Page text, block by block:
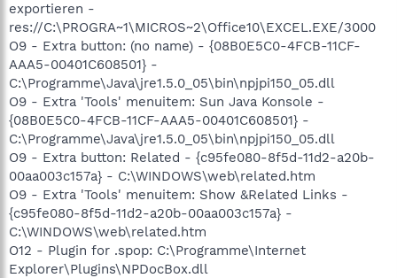
exportieren -
res://C:\PROGRA~1\MICROS~2\Office10\EXCEL.EXE/3000
O9 - Extra button: (no name) - {08B0E5C0-4FCB-11CF-
AAA5-00401C608501} -
C:\Programme\Java\jre1.5.0_05\bin\npjpi150_05.dll
O9 - Extra 'Tools' menuitem: Sun Java Konsole -
{08B0E5C0-4FCB-11CF-AAA5-00401C608501} -
C:\Programme\Java\jre1.5.0_05\bin\npjpi150_05.dll
O9 - Extra button: Related - {c95fe080-8f5d-11d2-a20b-
00aa003c157a} - C:\WINDOWS\web\related.htm
O9 - Extra 'Tools' menuitem: Show &Related Links -
{c95fe080-8f5d-11d2-a20b-00aa003c157a} -
C:\WINDOWS\web\related.htm
O12 - Plugin for .spop: C:\Programme\Internet
Explorer\Plugins\NPDocBox.dll